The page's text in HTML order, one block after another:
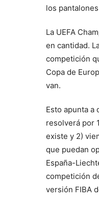
los
La UEFA
en cantidad.
competición
Copa de
van.
Esto apunta a
resolverá por
existe y 2)
que puedan
España-
competición
versión FIBA